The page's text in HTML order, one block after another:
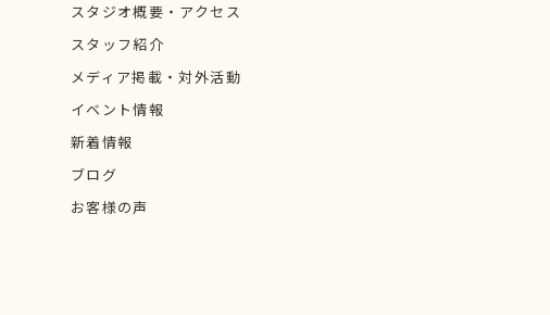
スタジオ概要・アクセス
スタッフ紹介
メディア掲載・対外活動
イベント情報
新着情報
ブログ
お客様の声